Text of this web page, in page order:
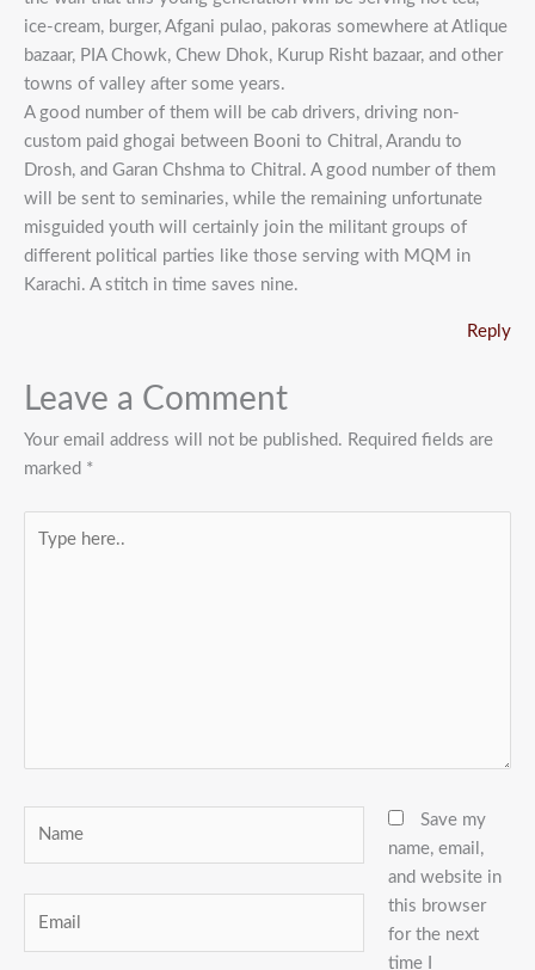
ice-cream, burger, Afgani pulao, pakoras somewhere at Atlique
bazaar, PIA Chowk, Chew Dhok, Kurup Risht bazaar, and other
towns of valley after some years.
A good number of them will be cab drivers, driving non-
custom paid ghogai between Booni to Chitral, Arandu to
Drosh, and Garan Chshma to Chitral. A good number of them
will be sent to seminaries, while the remaining unfortunate
misguided youth will certainly join the militant groups of
different political parties like those serving with MQM in
Karachi. A stitch in time saves nine.
Reply
Leave a Comment
Your email address will not be published. Required fields are
marked *
here..
Save my
name, email,
and website in
this browser
for the next
time I